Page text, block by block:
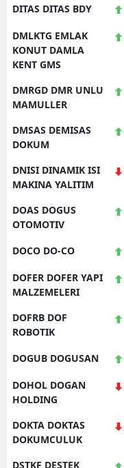
DITAS DITAS BDY
DMLKTG EMLAK
KONUT DAMLA
KENT GMS
DMRGD DMR UNLU
MAMULLER
DMSAS DEMISAS
DOKUM
DNISI DINAMIK ISI
MAKINA YALITIM
DOAS DOGUS
OTOMOTIV
DOCO DO-CO
DOFER DOFER YAPI
MALZEMELERI
DOFRB DOF
ROBOTIK
DOGUB DOGUSAN
DOHOL DOGAN
HOLDING
DOKTA DOKTAS
DOKUMCULUK
DSTKF DESTEK